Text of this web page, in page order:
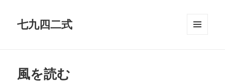
七九四二式
風を読む